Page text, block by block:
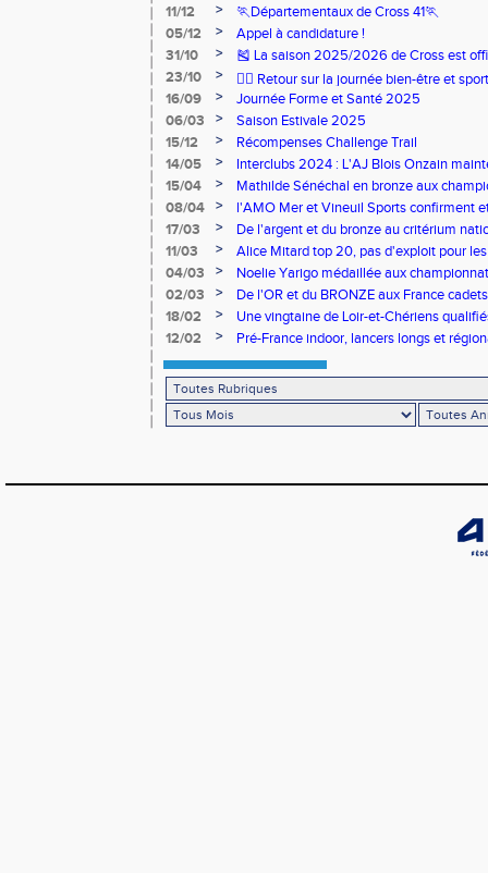
11/12
>
🏃Départementaux de Cross 41🏃
05/12
>
Appel à candidature !
31/10
>
🎽 La saison 2025/2026 de Cross est
23/10
>
🧘‍♀️ Retour sur la journée bien-être et
16/09
>
Journée Forme et Santé 2025
06/03
>
Saison Estivale 2025
15/12
>
Récompenses Challenge Trail
14/05
>
Interclubs 2024 : L'AJ Blois Onzain
Romorantin en N2B
15/04 >
Mathilde Sénéchal en bronze aux
08/04
>
l'AMO Mer et Vineuil Sports confirment
benjamins
17/03 >
De l'argent et du bronze au critérium
11/03
>
Alice Mitard top 20, pas d'exploit pour
04/03
>
Noelie Yarigo médaillée aux
02/03
>
De l'OR et du BRONZE aux France
18/02
>
Une vingtaine de Loir-et-Chériens
12/02
> Pré-France indoor, lancers longs et